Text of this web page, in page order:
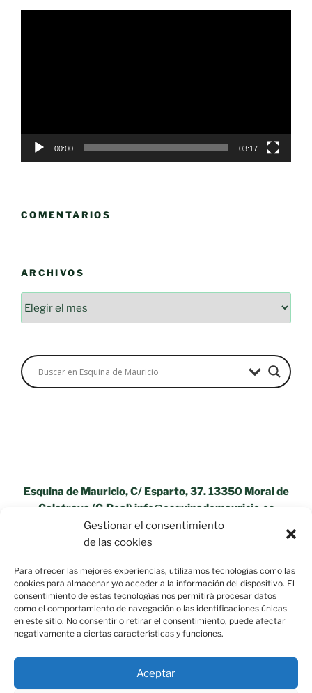
Gestionar el consentimiento
de las cookies
Para ofrecer las mejores experiencias, utilizamos tecnologías como las
cookies para almacenar y/o acceder a la información del dispositivo. El
consentimiento de estas tecnologías nos permitirá procesar datos
como el comportamiento de navegación o las identificaciones únicas
en este sitio. No consentir o retirar el consentimiento, puede afectar
negativamente a ciertas características y funciones.
Aceptar
00:00 03:17
COMENTARIOS
ARCHIVOS
Esquina de Mauricio, C/ Esparto, 37. 13350 Moral de
Calatrava (C.Real) info@esquinademauricio.es
«Aviso Legal»